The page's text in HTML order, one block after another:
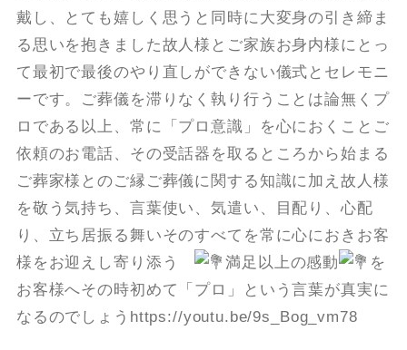
戴し、とても嬉しく思うと同時に大変身の引き締ま
る思いを抱きました故人様とご家族お身内様にとっ
て最初で最後のやり直しができない儀式とセレモニ
ーです。ご葬儀を滞りなく執り行うことは論無くプ
ロである以上、常に「プロ意識」を心におくことご
依頼のお電話、その受話器を取るところから始まる
ご葬家様とのご縁ご葬儀に関する知識に加え故人様
を敬う気持ち、言葉使い、気遣い、目配り、心配
り、立ち居振る舞いそのすべてを常に心におきお客
様をお迎えし寄り添う
満足以上の感動
を
お客様へその時初めて「プロ」という言葉が真実に
なるのでしょうhttps://youtu.be/9s_Bog_vm78